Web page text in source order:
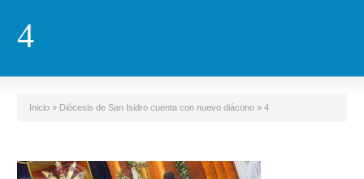
4
Inicio » Diócesis de San Isidro cuenta con nuevo diácono » 4